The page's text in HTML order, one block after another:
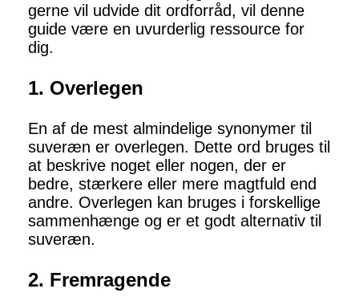
gerne vil udvide dit ordforråd, vil denne
guide være en uvurderlig ressource for
dig.
1. Overlegen
En af de mest almindelige synonymer til
suveræn er overlegen. Dette ord bruges til
at beskrive noget eller nogen, der er
bedre, stærkere eller mere magtfuld end
andre. Overlegen kan bruges i forskellige
sammenhænge og er et godt alternativ til
suveræn.
2. Fremragende